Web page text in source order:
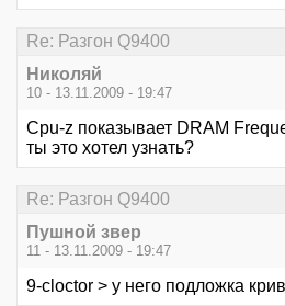
Re: Разгон Q9400
Николяй
10 - 13.11.2009 - 19:47
Cpu-z показывает DRАM
ты это хотел узнать?
Re: Разгон Q9400
Пушной звер
11 - 13.11.2009 - 19:47
9-cloctor > у него подложка